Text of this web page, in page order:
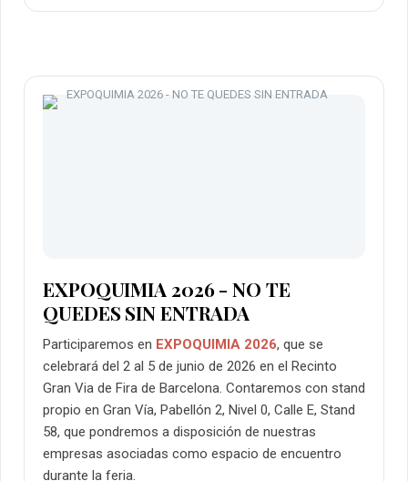
EXPOQUIMIA 2026 - NO TE
QUEDES SIN ENTRADA
Participaremos en EXPOQUIMIA 2026, que se
celebrará del 2 al 5 de junio de 2026 en el Recinto
Gran Via de Fira de Barcelona. Contaremos con stand
propio en Gran Vía, Pabellón 2, Nivel 0, Calle E, Stand
58, que pondremos a disposición de nuestras
empresas asociadas como espacio de encuentro
durante la feria.